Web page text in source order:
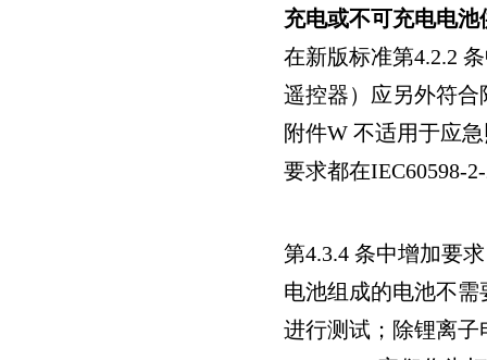
充电或不可充电电
在新版标准第4.2.2
遥控器）应另外符
附件W 不适用于应
要求都在IEC60598-
第4.3.4 条中增加要
电池组成的电池不需
进行测试；除锂离子